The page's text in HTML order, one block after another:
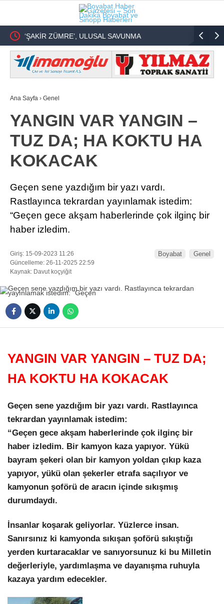
‘ŞAKİR ZÜMRE’, ULUSAL SAVUNMA
SİSTEMİNDEN SOBACILIĞA !
Türkiye
Şehidin
Ana Sayfa › Genel
YANGIN VAR YANGIN –
TUZ DA; HA KOKTU HA
KOKACAK
Geçen sene yazdığım bir yazı vardı.
Rastlayınca tekrardan yayınlamak istedim:
“Geçen gece akşam haberlerinde çok ilginç bir
haber izledim.
Giriş: 15-09-2023 11:26
Güncelleme: 26-11-2025 22:59
Kaynak: Davut koçyiğit
Boyabat Genel
YANGIN VAR YANGIN – TUZ DA;
HA KOKTU HA KOKACAK
Geçen sene yazdığım bir yazı vardı. Rastlayınca
tekrardan yayınlamak istedim:
“Geçen gece akşam haberlerinde çok ilginç bir
haber izledim. Bir kamyon kaza yapıyor. Yükü
bayram şekeri olan bir kamyon yoldan çıkıp kaza
yapıyor, yükü olan şekerler etrafa saçılıyor ve
kamyonun şoförü de aracın içinde sıkışmış
durumdaydı.
İnsanlar koşarak geliyorlar. Yüzlerce insan.
Sanırsınız ki kamyonda sıkışan şoförü sıkıştığı
yerden kurtaracaklar ve sanıyorsunuz ki bu Milletin
değerleriyle, yardımlaşma ve dayanışma ruhuyla
kazaya yardım edecekler.